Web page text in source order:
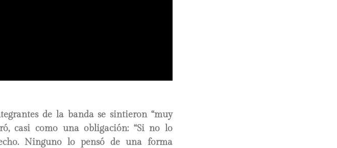
de la banda se sintieron “muy
casi como una obligación: “Si no lo
Ninguno lo pensó de una forma